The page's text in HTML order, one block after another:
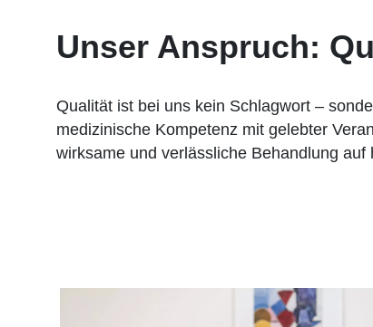
Unser Anspruch:
Qualität ist bei uns kein Schlagwort –
medizinische Kompetenz mit gelebter
wirksame und verlässliche Behandlung